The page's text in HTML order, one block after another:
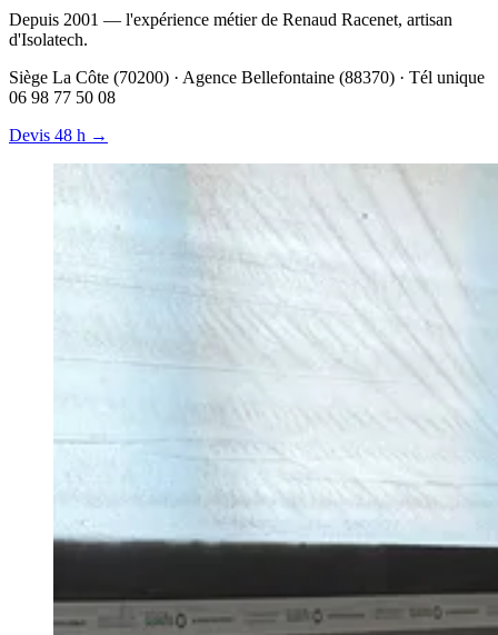
Depuis 2001 — l'expérience métier de Renaud Racenet, artisan
d'Isolatech.
Siège La Côte (70200) · Agence Bellefontaine (88370) · Tél unique
06 98 77 50 08
Devis 48 h →